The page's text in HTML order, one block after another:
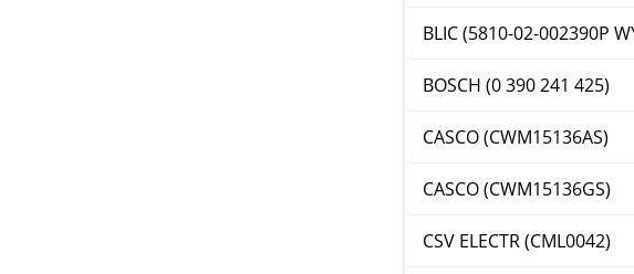
BLIC (5810-02-002390P
BOSCH (0 390 241 425)
CASCO (CWM15136AS)
CASCO (CWM15136GS)
CSV ELECTR (CML0042)